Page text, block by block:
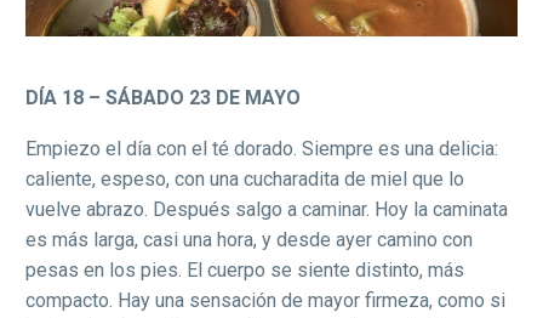
DÍA 18 – SÁBADO 23 DE MAYO
Empiezo el día con el té dorado. Siempre es una delicia:
caliente, espeso, con una cucharadita de miel que lo
vuelve abrazo. Después salgo a caminar. Hoy la caminata
es más larga, casi una hora, y desde ayer camino con
pesas en los pies. El cuerpo se siente distinto, más
compacto. Hay una sensación de mayor firmeza, como si